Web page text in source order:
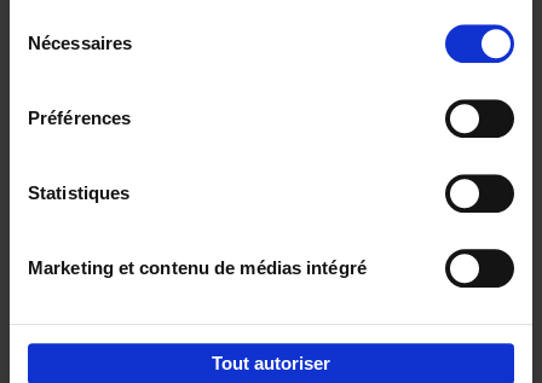
Nécessaires
Préférences
Statistiques
Marketing et contenu de médias intégré
Tout autoriser
Digital marketing like a PRO -
completely revised edition (EN)